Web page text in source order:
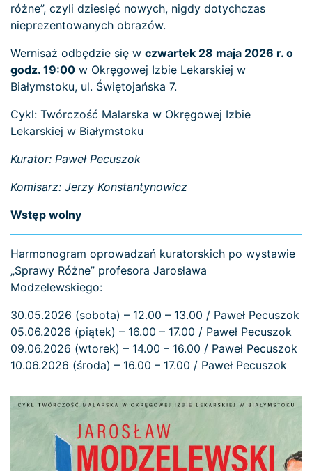
różne”, czyli dziesięć nowych, nigdy dotychczas
nieprezentowanych obrazów.
Wernisaż odbędzie się w czwartek 28 maja 2026 r. o
godz. 19:00 w Okręgowej Izbie Lekarskiej w
Białymstoku, ul. Świętojańska 7.
Cykl: Twórczość Malarska w Okręgowej Izbie
Lekarskiej w Białymstoku
Kurator: Paweł Pecuszok
Komisarz: Jerzy Konstantynowicz
Wstęp wolny
Harmonogram oprowadzań kuratorskich po wystawie
„Sprawy Różne” profesora Jarosława
Modzelewskiego:
30.05.2026 (sobota) – 12.00 – 13.00 / Paweł Pecuszok
05.06.2026 (piątek) – 16.00 – 17.00 / Paweł Pecuszok
09.06.2026 (wtorek) – 14.00 – 16.00 / Paweł Pecuszok
10.06.2026 (środa) – 16.00 – 17.00 / Paweł Pecuszok